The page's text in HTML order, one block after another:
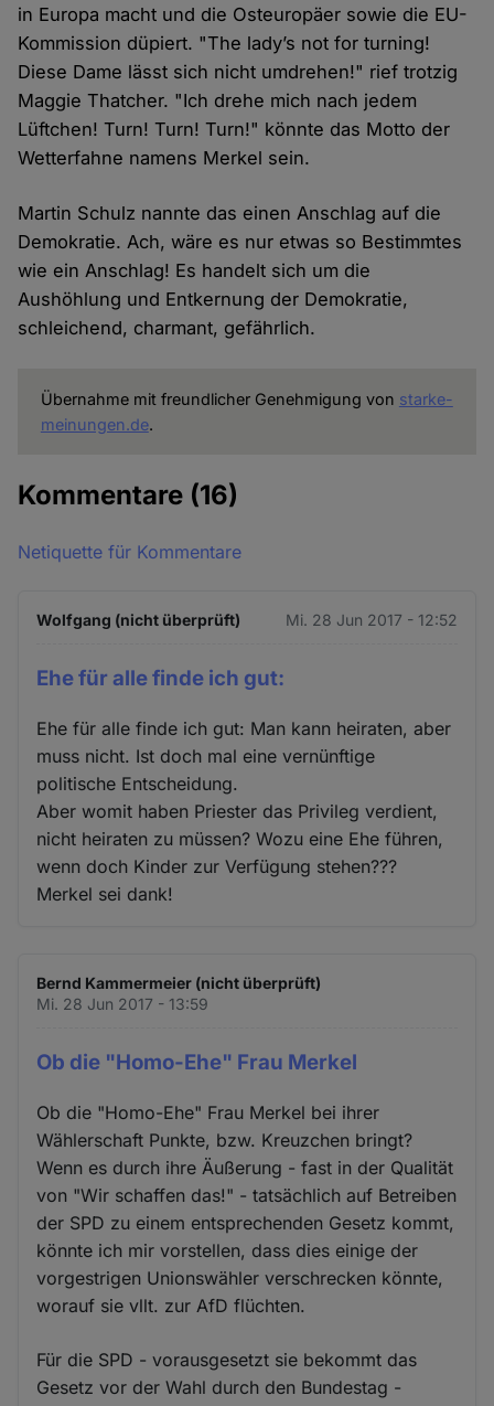
in Europa macht und die Osteuropäer sowie die EU-
Kommission düpiert. "The lady’s not for turning!
Diese Dame lässt sich nicht umdrehen!" rief trotzig
Maggie Thatcher. "Ich drehe mich nach jedem
Lüftchen! Turn! Turn! Turn!" könnte das Motto der
Wetterfahne namens Merkel sein.
Martin Schulz nannte das einen Anschlag auf die
Demokratie. Ach, wäre es nur etwas so Bestimmtes
wie ein Anschlag! Es handelt sich um die
Aushöhlung und Entkernung der Demokratie,
schleichend, charmant, gefährlich.
Übernahme mit freundlicher Genehmigung von starke-
meinungen.de.
Kommentare (16)
Netiquette für Kommentare
Wolfgang (nicht überprüft) Mi. 28 Jun 2017 - 12:52
Ehe für alle finde ich gut:
Ehe für alle finde ich gut: Man kann heiraten, aber
muss nicht. Ist doch mal eine vernünftige
politische Entscheidung.
Aber womit haben Priester das Privileg verdient,
nicht heiraten zu müssen? Wozu eine Ehe führen,
wenn doch Kinder zur Verfügung stehen???
Merkel sei dank!
Bernd Kammermeier (nicht überprüft)
Mi. 28 Jun 2017 - 13:59
Ob die "Homo-Ehe" Frau Merkel
Ob die "Homo-Ehe" Frau Merkel bei ihrer
Wählerschaft Punkte, bzw. Kreuzchen bringt?
Wenn es durch ihre Äußerung - fast in der Qualität
von "Wir schaffen das!" - tatsächlich auf Betreiben
der SPD zu einem entsprechenden Gesetz kommt,
könnte ich mir vorstellen, dass dies einige der
vorgestrigen Unionswähler verschrecken könnte,
worauf sie vllt. zur AfD flüchten.
Für die SPD - vorausgesetzt sie bekommt das
Gesetz vor der Wahl durch den Bundestag -